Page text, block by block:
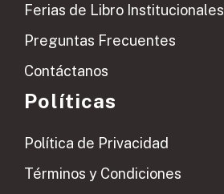
Ferias de Libro Institucionales
Preguntas Frecuentes
Contáctanos
Políticas
Política de Privacidad
Términos y Condiciones